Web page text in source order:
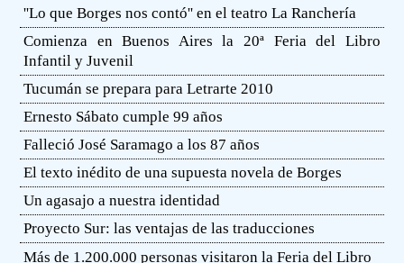
''Lo que Borges nos contó'' en el teatro La Ranchería
Comienza en Buenos Aires la 20ª Feria del Libro
Infantil y Juvenil
Tucumán se prepara para Letrarte 2010
Ernesto Sábato cumple 99 años
Falleció José Saramago a los 87 años
El texto inédito de una supuesta novela de Borges
Un agasajo a nuestra identidad
Proyecto Sur: las ventajas de las traducciones
Más de 1.200.000 personas visitaron la Feria del Libro